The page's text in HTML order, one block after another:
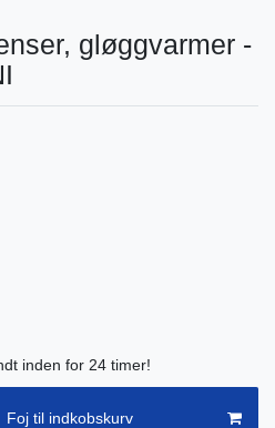
gløggvarmer -
inden for 24 timer!
Foj til indkobskurv